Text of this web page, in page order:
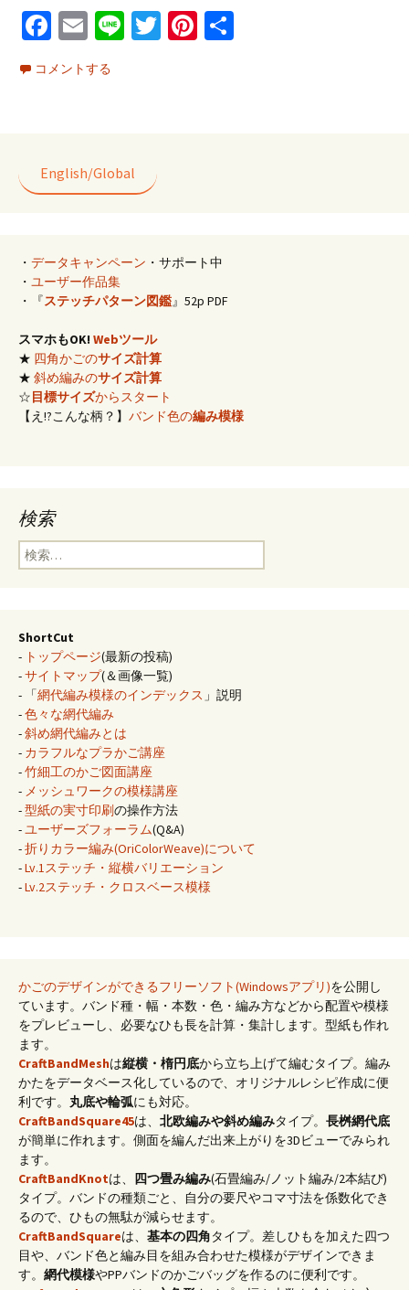
Fa
ce
b
k
E
m
ai
Li T
Pi
コメントする
English/Global
・ データキャンペーン ・サポート中
・ ユーザー作品集
・『ステッチパターン図鑑』52p PDF
スマホもOK! Webツール
★ 四角かごのサイズ計算
★ 斜め編みのサイズ計算
☆ 目標サイズからスタート
【え!?こんな柄？】 バンド色の編み模様
検索
検
索:
ShortCut
- トップページ(最新の投稿)
-サイトマップ(＆画像一覧)
- 「網代編み模様のインデックス 」説明
-色々な網代編み
-斜め網代編みとは
- カラフルなプラかご講座
-竹細工のかご図面講座
- メッシュワークの模様講座
-型紙の実寸印刷の操作方法
-ユーザーズフォーラム(Q&A)
-折りカラー編み(OriColorWeave)について
-Lv.1ステッチ・縦横バリエーション
-Lv.2ステッチ・クロスベース模様
かごのデザインができるフリーソフト(Windowsアプリ)を公開し
ています。バンド種・幅・本数・色・編み方などから配置や模様
をプレビューし、必要なひも長を計算・集計します。型紙も作れ
ます。
CraftBandMeshは縦横・楕円底から立ち上げて編むタイプ。編み
かたをデータベース化しているので、オリジナルレシピ作成に便
利です。 丸底や輪弧にも対応。
CraftBandSquare45は、 北欧編みや斜め編みタイプ。 長桝網代底
が簡単に作れます。側面を編んだ出来上がりを3Dビューでみられ
ます。
CraftBandKnotは、 四つ畳み編み(石畳編み/ノット編み/2本結び)
タイプ。バンドの種類ごと、自分の要尺やコマ寸法を係数化でき
るので、ひもの無駄が減らせます。
CraftBandSquareは、 基本の四角タイプ。差しひもを加えた四つ
目や、バンド色と編み目を組み合わせた模様がデザインできま
す。 網代模様やPPバンドのかごバッグを作るのに便利です。